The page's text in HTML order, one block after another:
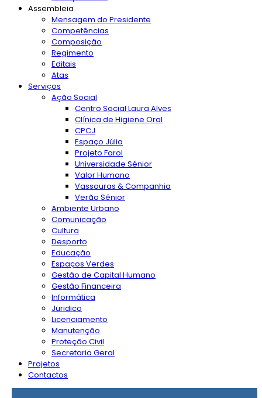
Assembleia
Mensagem do Presidente
Competências
Composição
Regimento
Editais
Atas
Serviços
Ação Social
Centro Social Laura Alves
Clínica de Higiene Oral
CPCJ
Espaço Júlia
Projeto Farol
Universidade Sénior
Valor Humano
Vassouras & Companhia
Verão Sénior
Ambiente Urbano
Comunicação
Cultura
Desporto
Educação
Espaços Verdes
Gestão de Capital Humano
Gestão Financeira
Informática
Juridico
Licenciamento
Manutenção
Proteção Civil
Secretaria Geral
Projetos
Contactos